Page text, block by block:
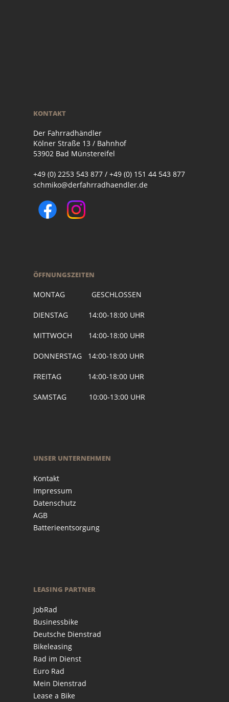
KONTAKT
Der Fahrradhändler
Kölner Straße 13 / Bahnhof
53902 Bad Münstereifel
+49 (0) 2253 543 877 / +49 (0) 151 44 543 877
schmiko@derfahrradhaendler.de
ÖFFNUNGSZEITEN
MONTAG GESCHLOSSEN
DIENSTAG 14:00-18:00 UHR
MITTWOCH 14:00-18:00 UHR
DONNERSTAG 14:00-18:00 UHR
FREITAG 14:00-18:00 UHR
SAMSTAG 10:00-13:00 UHR
UNSER UNTERNEHMEN
Kontakt
Impressum
Datenschutz
AGB
Batterieentsorgung
LEASING PARTNER
JobRad
Businessbike
Deutsche Dienstrad
Bikeleasing
Rad im Dienst
Euro Rad
Mein Dienstrad
Lease a Bike